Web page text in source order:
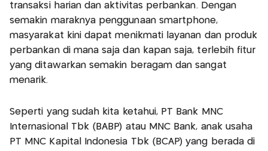
transaksi harian dan aktivitas perbankan. Dengan
semakin maraknya penggunaan smartphone,
masyarakat kini dapat menikmati layanan dan produk
perbankan di mana saja dan kapan saja, terlebih fitur
yang ditawarkan semakin beragam dan sangat
menarik.
Seperti yang sudah kita ketahui, PT Bank MNC
Internasional Tbk (BABP) atau MNC Bank, anak usaha
PT MNC Kapital Indonesia Tbk (BCAP) yang berada di